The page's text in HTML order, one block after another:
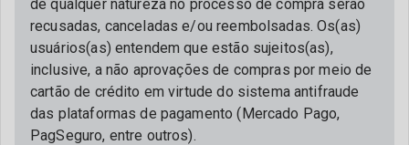
de qualquer natureza no processo de compra serão
recusadas, canceladas e/ou reembolsadas. Os(as)
usuários(as) entendem que estão sujeitos(as),
inclusive, a não aprovações de compras por meio de
cartão de crédito em virtude do sistema antifraude
das plataformas de pagamento (Mercado Pago,
PagSeguro, entre outros).